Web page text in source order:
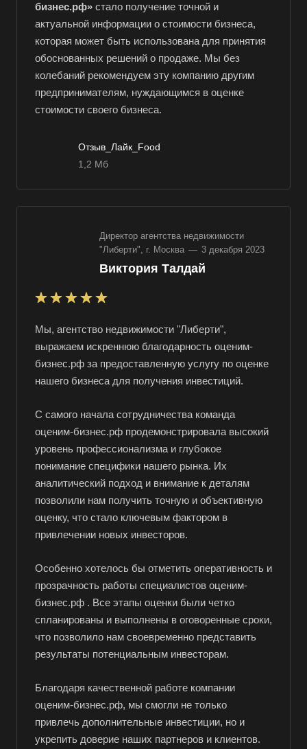
бизнес.рф» стало получение точной и
актуальной информации о стоимости бизнеса,
которая может быть использована для принятия
обоснованных решений о продаже. Мы без
колебаний рекомендуем эту компанию другим
предпринимателям, нуждающимся в оценке
стоимости своего бизнеса.
Отзыв_Лайк_Food
1,2 Мб
Директор агентства недвижимости
"Либерти", г. Москва — 3 декабря 2023
Виктория Талдай
Мы, агентство недвижимости "Либерти",
выражаем искреннюю благодарность оценим-
бизнес.рф за предоставленную услугу по оценке
нашего бизнеса для получения инвестиций.
С самого начала сотрудничества команда
оценим-бизнес.рф продемонстрировала высокий
уровень профессионализма и глубокое
понимание специфики нашего рынка. Их
аналитический подход и внимание к деталям
позволили нам получить точную и объективную
оценку, что стало ключевым фактором в
привлечении новых инвесторов.
Особенно хотелось бы отметить оперативность и
прозрачность работы специалистов оценим-
бизнес.рф . Все этапы оценки были четко
спланированы и выполнены в оговоренные сроки,
что позволило нам своевременно представить
результаты потенциальным инвесторам.
Благодаря качественной работе компании
оценим-бизнес.рф, мы смогли не только
привлечь дополнительные инвестиции, но и
укрепить доверие наших партнеров и клиентов.
Например:Свободный
Азов
Аксай
Алушта
Альметьевск
Ангарск
Анжеро-Судженск
Апатиты
Арамиль
Арзамас
Асбест
Асино
Ачинск
Балабаново
Балаково